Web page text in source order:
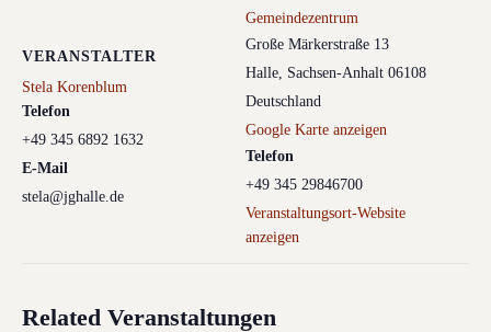
VERANSTALTER
Stela Korenblum
Telefon
+49 345 6892 1632
E-Mail
stela@jghalle.de
Gemeindezentrum
Große Märkerstraße 13
Halle, Sachsen-Anhalt 06108
Deutschland
Google Karte anzeigen
Telefon
+49 345 29846700
Veranstaltungsort-Website
anzeigen
Related Veranstaltungen